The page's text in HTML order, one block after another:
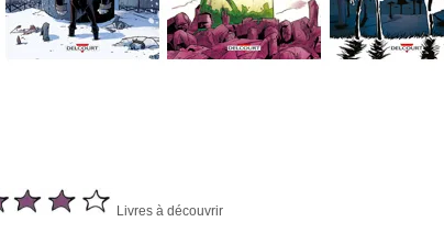
Livres à découvrir